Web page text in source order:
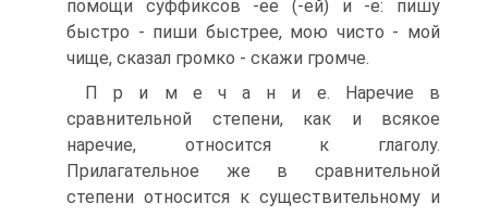
помощи суффиксов -ее (-ей) и -е: пишу
быстро - пиши быстрее, мою чисто - мой
чище, сказал громко - скажи громче.
П р и м е ч а н и е. Наречие в
сравнительной степени, как и всякое
наречие, относится к глаголу.
Прилагательное же в сравнительной
степени относится к существительному и